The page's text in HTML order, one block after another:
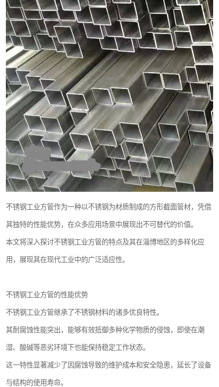
不锈钢工业方管作为一种以不锈钢为材质制成的方形截面管材，凭借
其独特的性能优势，在众多应用场景中展现出不可替代的价值。
本文将深入探讨不锈钢工业方管的特点及其在淄博地区的多样化应
用，展现其在现代工业中的广泛适应性。
不锈钢工业方管的性能优势
不锈钢工业方管继承了不锈钢材料的诸多优良特性。
其耐腐蚀性能突出，能够有效抵御多种化学物质的侵蚀，即使在潮
湿、酸碱等恶劣环境下也能保持稳定工作状态。
这一特性显著减少了因腐蚀导致的维护成本和安全隐患，延长了设备
与结构的使用寿命。